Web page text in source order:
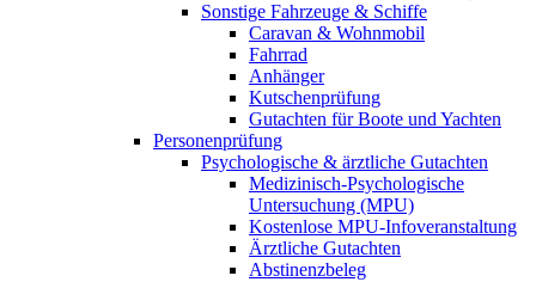
Sonstige Fahrzeuge & Schiffe
Caravan & Wohnmobil
Fahrrad
Anhänger
Kutschenprüfung
Gutachten für Boote und Yachten
Personenprüfung
Psychologische & ärztliche Gutachten
Medizinisch-Psychologische
Untersuchung (MPU)
Kostenlose MPU-Infoveranstaltung
Ärztliche Gutachten
Abstinenzbeleg